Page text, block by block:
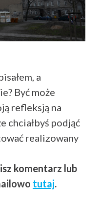
a
Być może
refleksją na
chciałbyś podjąć
realizowany
komentarz lub
tutaj.